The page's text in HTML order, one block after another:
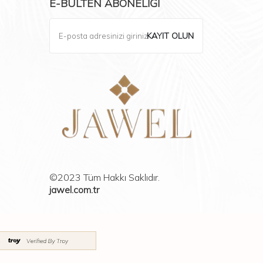
E-BÜLTEN ABONELIĞI
KAYIT OLUN
©2023 Tüm Hakkı Saklıdır.
jawel.com.tr